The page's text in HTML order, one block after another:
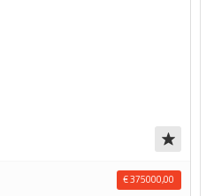
€ 375000,00